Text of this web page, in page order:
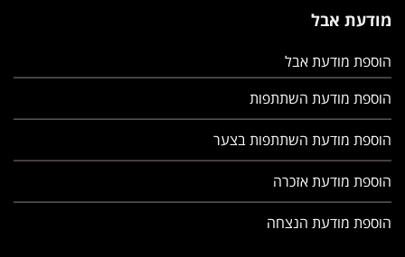
מודעת אבל
הוספת מודעת אבל
הוספת מודעת השתתפות
הוספת מודעת השתתפות בצער
הוספת מודעת אזכרה
הוספת מודעת הנצחה